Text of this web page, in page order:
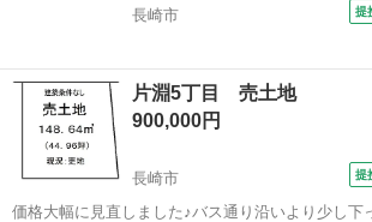
長崎市 提
長崎 長崎市 土地販売/土地売買
片淵5丁目 売土地
900,000円
長崎市 提
価格大幅に見直しました♪バス通り沿いより少し下